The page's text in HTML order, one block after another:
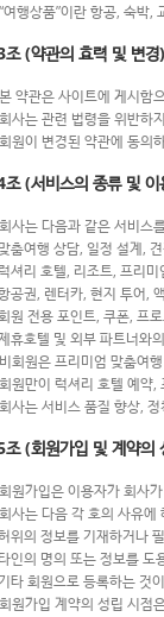
행상품”이란 항공, 숙박,
조 (약관의 효력 및 변경)
약관은 사이트에 게시함
사는 관련 법령을 위반하
원이 변경된 약관에 동의
조 (서비스의 종류 및 이
사는 다음과 같은 서비스
춤여행 상담, 일정 설계,
셔리 호텔, 리조트, 프리
공권, 렌터카, 현지 투어,
원 전용 포인트, 쿠폰, 프
휴호텔 및 외부 파트너와
회원은 프리미엄 맞춤여
원만이 럭셔리 호텔 예약,
사는 서비스 품질 향상, 정
조 (회원가입 및 계약의
원가입은 이용자가 회사
사는 다음 각 호의 사유에
위의 정보를 기재하거나
인의 명의 또는 정보를 도
타 회원으로 등록하는 것
원가입 계약의 성립 시점